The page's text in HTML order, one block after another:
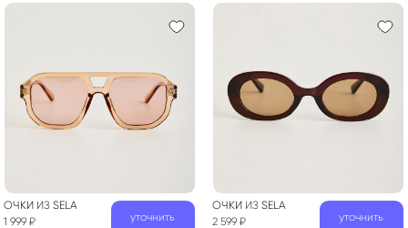
ОЧКИ ИЗ SELA
1 999 ₽
уточнить
ОЧКИ ИЗ SELA
2 599 ₽
уточнить